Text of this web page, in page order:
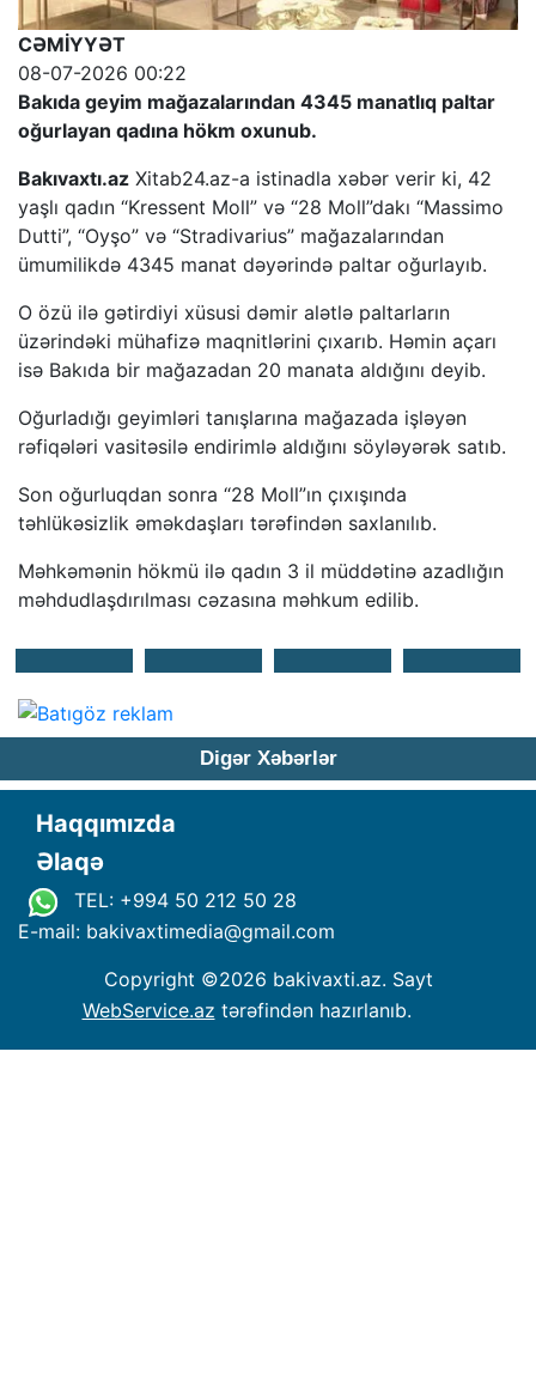
CƏMİYYƏT
08-07-2026 00:22
Bakıda geyim mağazalarından 4345 manatlıq paltar
oğurlayan qadına hökm oxunub.
Bakıvaxtı.az Xitab24.az-a istinadla xəbər verir ki, 42
yaşlı qadın “Kressent Moll” və “28 Moll”dakı “Massimo
Dutti”, “Oyşo” və “Stradivarius” mağazalarından
ümumilikdə 4345 manat dəyərində paltar oğurlayıb.
O özü ilə gətirdiyi xüsusi dəmir alətlə paltarların
üzərindəki mühafizə maqnitlərini çıxarıb. Həmin açarı
isə Bakıda bir mağazadan 20 manata aldığını deyib.
Oğurladığı geyimləri tanışlarına mağazada işləyən
rəfiqələri vasitəsilə endirimlə aldığını söyləyərək satıb.
Son oğurluqdan sonra “28 Moll”ın çıxışında
təhlükəsizlik əməkdaşları tərəfindən saxlanılıb.
Məhkəmənin hökmü ilə qadın 3 il müddətinə azadlığın
məhdudlaşdırılması cəzasına məhkum edilib.
Digər Xəbərlər
Haqqımızda
Əlaqə
TEL: +994 50 212 50 28
E-mail: bakivaxtimedia@gmail.com
Copyright ©2026 bakivaxti.az. Sayt
WebService.az tərəfindən hazırlanıb.